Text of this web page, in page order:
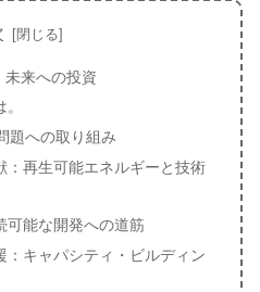
未来への投資
題への取り組み
：再生可能エネルギーと技術
可能な開発への道筋
：キャパシティ・ビルディン